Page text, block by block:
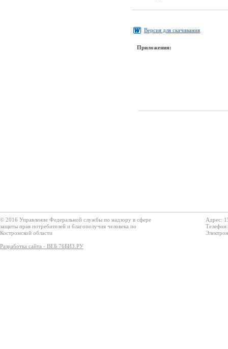
Версия для скачивания
Приложения:
© 2016 Управление Федеральной службы по надзору в сфере
защиты прав потребителей и благополучия человека по
Костромской области
Разработка сайта - ВЕБ.76БИЗ.РУ
Адрес: